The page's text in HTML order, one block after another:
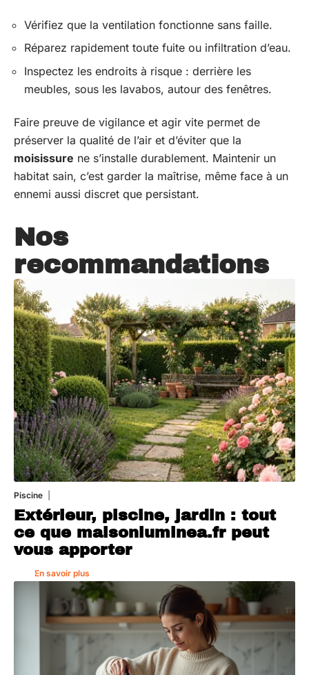
Vérifiez que la ventilation fonctionne sans faille.
Réparez rapidement toute fuite ou infiltration d’eau.
Inspectez les endroits à risque : derrière les
meubles, sous les lavabos, autour des fenêtres.
Faire preuve de vigilance et agir vite permet de
préserver la qualité de l’air et d’éviter que la
moisissure ne s’installe durablement. Maintenir un
habitat sain, c’est garder la maîtrise, même face à un
ennemi aussi discret que persistant.
Nos
recommandations
Piscine
Extérieur, piscine, jardin : tout
ce que maisonluminea.fr peut
vous apporter
En savoir plus